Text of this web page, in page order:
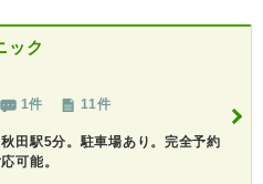
ック
1件 11件
田駅5分。駐車場あり。完全予約
可能。